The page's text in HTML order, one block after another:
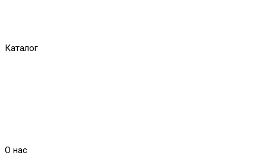
Каталог
О нас